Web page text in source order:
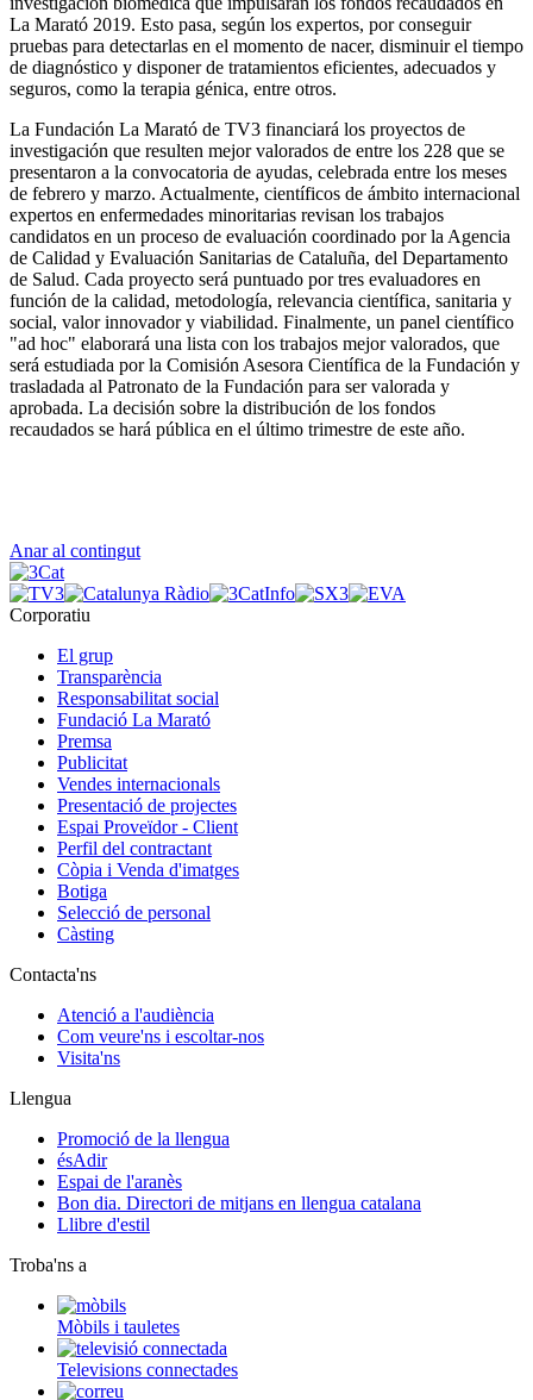
La Marató 2019. Esto pasa, según los expertos, por conseguir
pruebas para detectarlas en el momento de nacer, disminuir el tiempo
de diagnóstico y disponer de tratamientos eficientes, adecuados y
seguros, como la terapia génica, entre otros.
La Fundación La Marató de TV3 financiará los proyectos de
investigación que resulten mejor valorados de entre los 228 que se
presentaron a la convocatoria de ayudas, celebrada entre los meses
de febrero y marzo. Actualmente, científicos de ámbito internacional
expertos en enfermedades minoritarias revisan los trabajos
candidatos en un proceso de evaluación coordinado por la Agencia
de Calidad y Evaluación Sanitarias de Cataluña, del Departamento
de Salud. Cada proyecto será puntuado por tres evaluadores en
función de la calidad, metodología, relevancia científica, sanitaria y
social, valor innovador y viabilidad. Finalmente, un panel científico
"ad hoc" elaborará una lista con los trabajos mejor valorados, que
será estudiada por la Comisión Asesora Científica de la Fundación y
trasladada al Patronato de la Fundación para ser valorada y
aprobada. La decisión sobre la distribución de los fondos
recaudados se hará pública en el último trimestre de este año.
Anar al contingut
Corporatiu
El grup
Transparència
Responsabilitat social
Fundació La Marató
Premsa
Publicitat
Vendes internacionals
Presentació de projectes
Espai Proveïdor - Client
Perfil del contractant
Còpia i Venda d'imatges
Botiga
Selecció de personal
Càsting
Contacta'ns
Atenció a l'audiència
Com veure'ns i escoltar-nos
Visita'ns
Llengua
Promoció de la llengua
ésAdir
Espai de l'aranès
Bon dia. Directori de mitjans en llengua catalana
Llibre d'estil
Troba'ns a
Mòbils i tauletes
Televisions connectades